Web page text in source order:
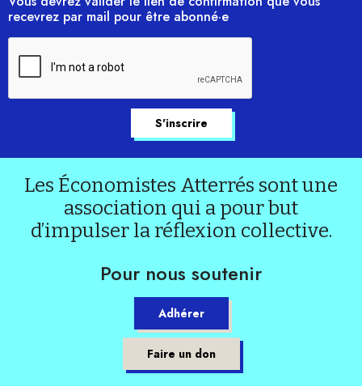
recevrez par mail pour être abonné·e
Les Économistes Atterrés sont une
association qui a pour but
d’impulser la réflexion collective.
Pour nous soutenir
Adhérer
Faire un don